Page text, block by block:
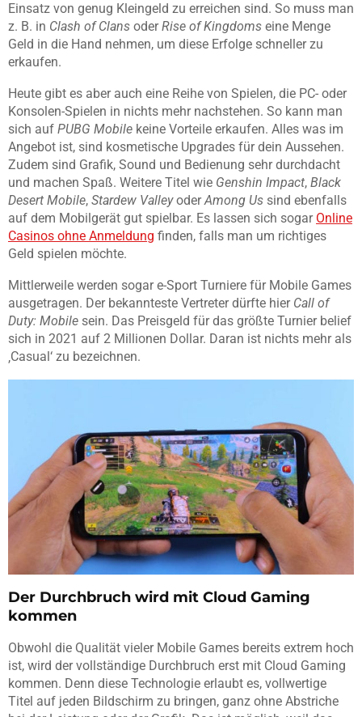
Einsatz von genug Kleingeld zu erreichen sind. So muss man
z. B. in Clash of Clans oderRise of Kingdoms eine Menge
Geld in die Hand nehmen, um diese Erfolge schneller zu
erkaufen.
Heute gibt es aber auch eine Reihe von Spielen, die PC- oder
Konsolen-Spielen in nichts mehr nachstehen. So kann man
sich auf PUBG Mobile keine Vorteile erkaufen. Alles was im
Angebot ist, sind kosmetische Upgrades für dein Aussehen.
Zudem sind Grafik, Sound und Bedienung sehr durchdacht
und machen Spaß. Weitere Titel wie Genshin Impact, Black
Desert Mobile, Stardew ValleyoderAmong Us sind ebenfalls
auf dem Mobilgerät gut spielbar. Es lassen sich sogar Online
Casinos ohne Anmeldung finden, falls man um richtiges
Geld spielen möchte.
Mittlerweile werden sogar e-Sport Turniere für Mobile Games
ausgetragen. Der bekannteste Vertreter dürfte hier Call of
Duty: Mobile sein. Das Preisgeld für das größte Turnier belief
sich in 2021 auf 2 Millionen Dollar. Daran ist nichts mehr als
‚Casual‘ zu bezeichnen.
Der Durchbruch wird mit Cloud Gaming
kommen
Obwohl die Qualität vieler Mobile Games bereits extrem hoch
ist, wird der vollständige Durchbruch erst mit Cloud Gaming
kommen. Denn diese Technologie erlaubt es, vollwertige
Titel auf jeden Bildschirm zu bringen, ganz ohne Abstriche